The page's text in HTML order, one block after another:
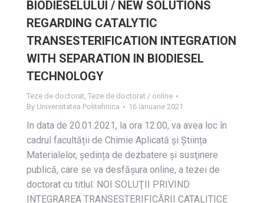
BIODIESELULUI / NEW SOLUTIONS
REGARDING CATALYTIC
TRANSESTERIFICATION INTEGRATION
WITH SEPARATION IN BIODIESEL
TECHNOLOGY
Teze de doctorat, Teze de doctorat / online
By Universitatea Politehnica 16 ianuarie 2021
In data de 20.01.2021, la ora 12:00, va avea loc în
cadrul facultății de Chimie Aplicată și Știința
Materialelor, ședința de dezbatere și susţinere
publică, care se va desfășura online, a tezei de
doctorat cu titlul: NOI SOLUŢII PRIVIND
INTEGRAREA TRANSESTERIFICĂRII CATALITICE